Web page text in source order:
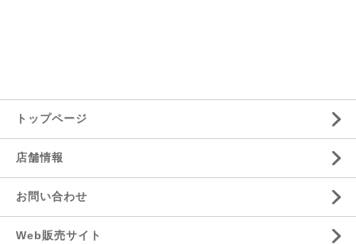
トップページ
店舗情報
お問い合わせ
Web販売サイト